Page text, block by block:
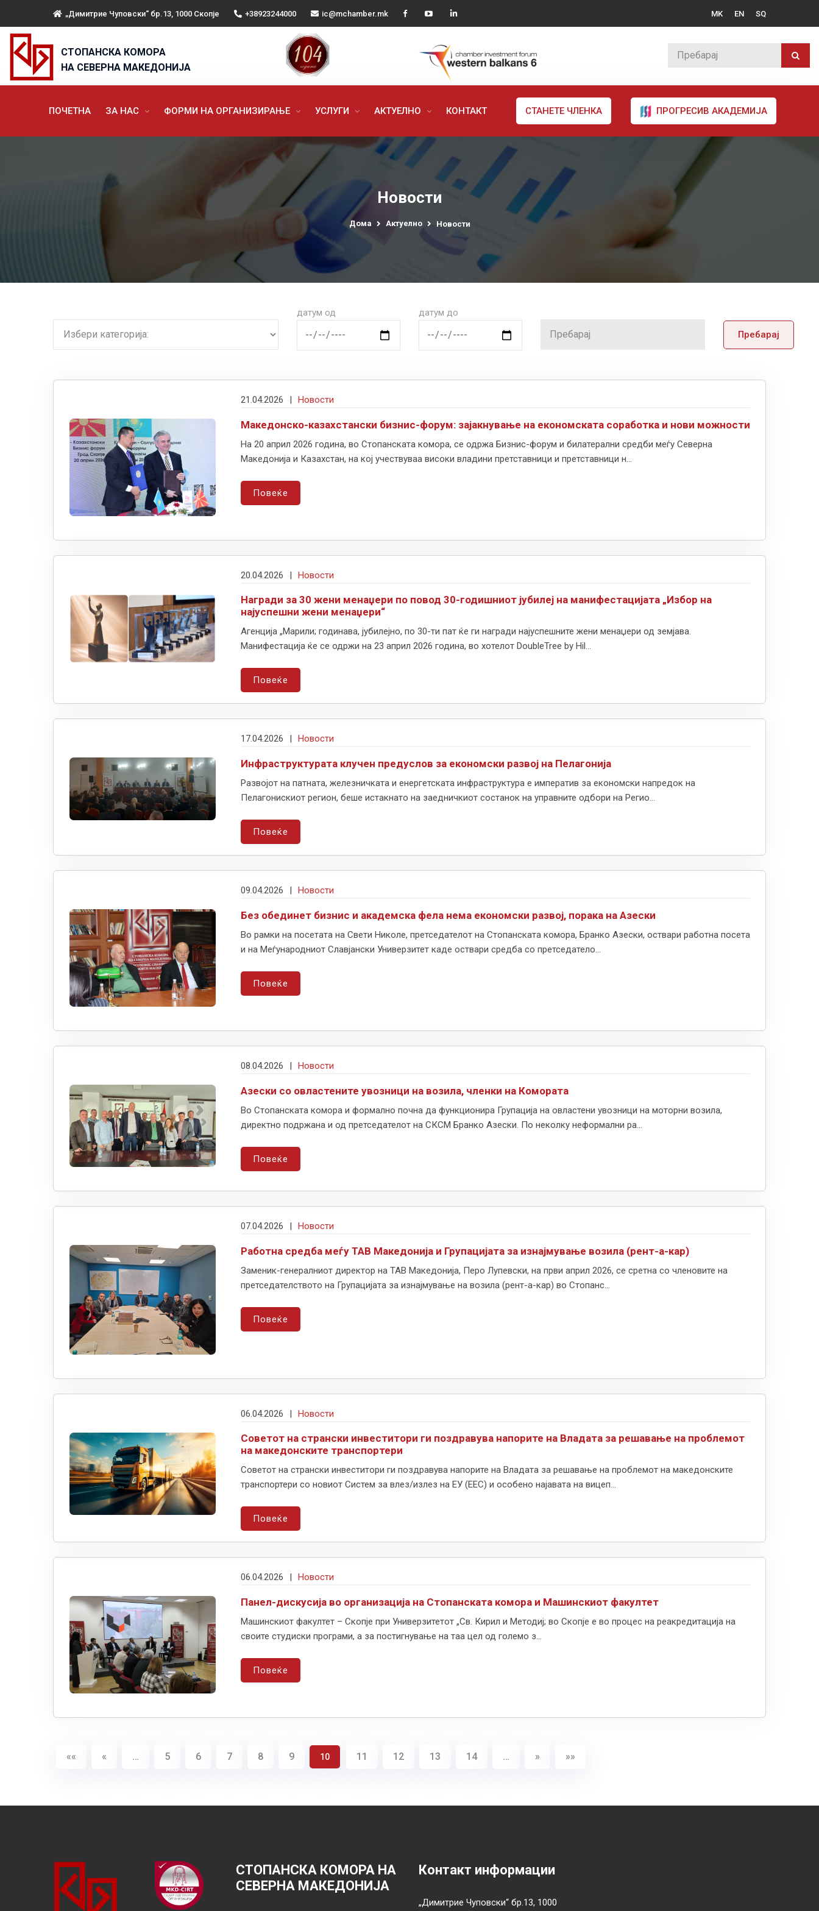
„Димитрие Чуповски“ бр.13, 1000 Скопје +38923244000 ic@mchamber.mk MK EN SQ
СТОПАНСКА КОМОРА
НА СЕВЕРНА МАКЕДОНИЈА
ПОЧЕТНА ЗА НАС ФОРМИ НА ОРГАНИЗИРАЊЕ УСЛУГИ АКТУЕЛНО КОНТАКТ СТАНЕТЕ ЧЛЕНКА ПРОГРЕСИВ АКАДЕМИЈА
Новости
Дома Актуелно Новости
датум од
датум до
Пребарај
21.04.2026 | Новости
Македонско-казахстански бизнис-форум: зајакнување на економската соработка и нови можности
На 20 април 2026 година, во Стопанската комора, се одржа Бизнис-форум и билатерални средби меѓу Северна
Македонија и Казахстан, на кој учествуваа високи владини претставници и претставници н...
Повеќе
20.04.2026 | Новости
Награди за 30 жени менаџери по повод 30-годишниот јубилеј на манифестацијата „Избор на
најуспешни жени менаџери“
Агенција „Марили; годинава, јубилејно, по 30-ти пат ќе ги награди најуспешните жени менаџери од земјава.
Манифестација ќе се одржи на 23 април 2026 година, во хотелот DoubleTree by Hil...
Повеќе
17.04.2026 | Новости
Инфраструктурата клучен предуслов за економски развој на Пелагонија
Развојот на патната, железничката и енергетската инфраструктура е императив за економски напредок на
Пелагонискиот регион, беше истакнато на заедничкиот состанок на управните одбори на Регио...
Повеќе
09.04.2026 | Новости
Без обединет бизнис и академска фела нема економски развој, порака на Азески
Во рамки на посетата на Свети Николе, претседателот на Стопанската комора, Бранко Азески, оствари работна посета
и на Меѓународниот Славјански Универзитет каде оствари средба со претседатело...
Повеќе
08.04.2026 | Новости
Азески со овластените увозници на возила, членки на Комората
Во Стопанската комора и формално почна да функционира Групација на овластени увозници на моторни возила,
директно подржана и од претседателот на СКСМ Бранко Азески. По неколку неформални ра...
Повеќе
07.04.2026 | Новости
Работна средба меѓу ТАВ Македонија и Групацијата за изнајмување возила (рент-а-кар)
Заменик-генералниот директор на ТАВ Македонија, Перо Лупевски, на први април 2026, се сретна со членовите на
претседателството на Групацијата за изнајмување на возила (рент-а-кар) во Стопанс...
Повеќе
06.04.2026 | Новости
Советот на странски инвеститори ги поздравува напорите на Владата за решавање на проблемот
на македонските транспортери
Советот на странски инвеститори ги поздравува напорите на Владата за решавање на проблемот на македонските
транспортери со новиот Систем за влез/излез на ЕУ (ЕЕС) и особено најавата на вицеп...
Повеќе
06.04.2026 | Новости
Панел-дискусија во организација на Стопанската комора и Машинскиот факултет
Машинскиот факултет – Скопје при Универзитетот „Св. Кирил и Методиј; во Скопје е во процес на реакредитација на
своите студиски програми, а за постигнување на таа цел од големо з...
Повеќе
«« « … 5 6 7 8 9 10 11 12 13 14 … » »»
СТОПАНСКА КОМОРА НА
СЕВЕРНА МАКЕДОНИЈА
Контакт информации
„Димитрие Чуповски“ бр.13, 1000